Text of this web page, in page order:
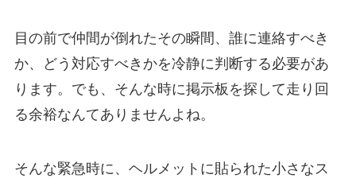
目の前で仲間が倒れたその瞬間、誰に連絡すべき
か、どう対応すべきかを冷静に判断する必要があ
ります。でも、そんな時に掲示板を探して走り回
る余裕なんてありませんよね。
そんな緊急時に、ヘルメットに貼られた小さなス